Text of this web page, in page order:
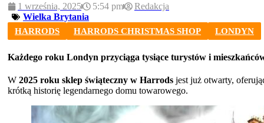
1 września, 2025 5:54 pm
Redakcja
Wielka Brytania
HARRODS HARRODS CHRISTMAS SHOP LONDYN
Każdego roku Londyn przyciąga tysiące turystów i
W 2025 roku sklep świąteczny w Harrods jest już otwarty,
krótką historię legendarnego domu towarowego.